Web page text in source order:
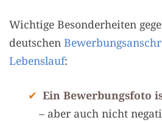
Wichtige Besonderheiten
deutschen
Lebenslauf:
Ein Bewerbungsfoto
– aber auch nicht